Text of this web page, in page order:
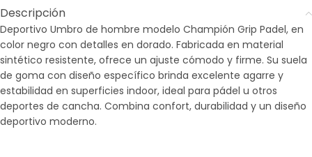
Descripción
Deportivo Umbro de hombre modelo Champión Grip Padel, en
color negro con detalles en dorado. Fabricada en material
sintético resistente, ofrece un ajuste cómodo y firme. Su suela
de goma con diseño específico brinda excelente agarre y
estabilidad en superficies indoor, ideal para pádel u otros
deportes de cancha. Combina confort, durabilidad y un diseño
deportivo moderno.